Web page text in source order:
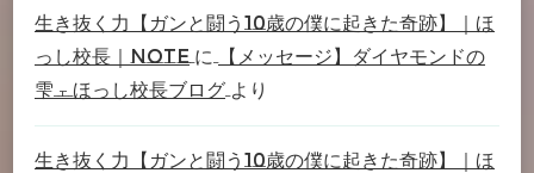
生き抜く力【ガンと闘う10歳の僕に起きた奇跡】｜ほ
っし校長｜note に
【メッセージ】ダイヤモンドの
雫 – ほっし校長ブログ より
生き抜く力【ガンと闘う10歳の僕に起きた奇跡】｜ほ